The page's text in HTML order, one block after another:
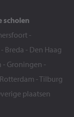
scholen
-
- Breda - Den Haag
- Groningen -
Rotterdam -Tilburg
plaatsen